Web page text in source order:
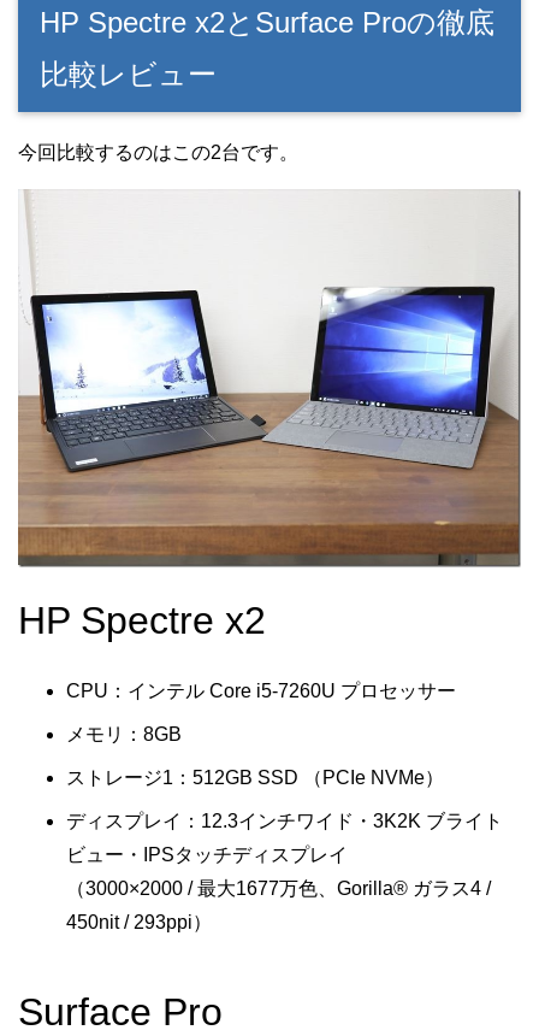
HP Spectre x2とSurface Proの徹底
比較レビュー
今回比較するのはこの2台です。
HP Spectre x2
CPU：インテル Core i5-7260U プロセッサー
メモリ：8GB
ストレージ1：512GB SSD （PCIe NVMe）
ディスプレイ：12.3インチワイド・3K2K ブライト
ビュー・IPSタッチディスプレイ
（3000×2000 / 最大1677万色、Gorilla® ガラス4 /
450nit / 293ppi）
Surface Pro